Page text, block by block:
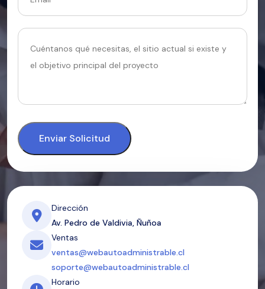
Enviar Solicitud
Dirección
Av. Pedro de Valdivia, Ñuñoa
Ventas
ventas@webautoadministrable.cl
soporte@webautoadministrable.cl
Horario